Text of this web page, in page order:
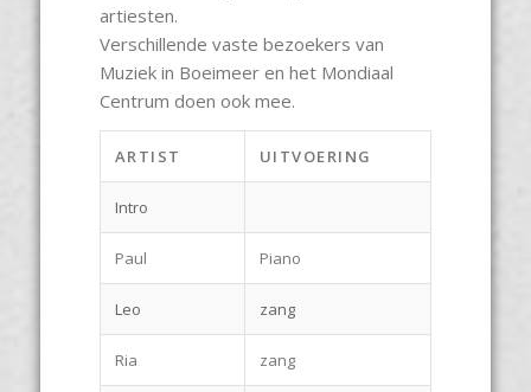
artiesten.
Verschillende vaste bezoekers van
Muziek in Boeimeer en het Mondiaal
Centrum doen ook mee.
ARTIST UITVOERING
Intro
Paul Piano
Leo zang
Ria zang